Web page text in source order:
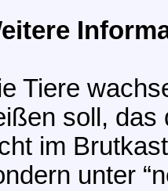
Tiere
soll, das
im
unter